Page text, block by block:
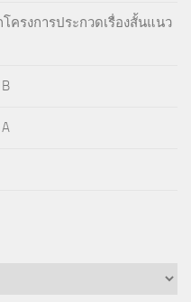
ครงการประกวดเรื่องสั้นแนว